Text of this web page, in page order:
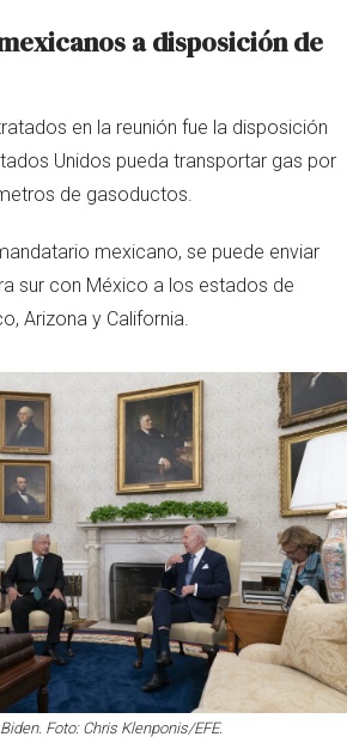
a disposición de
en la reunión fue la disposición
Unidos pueda transportar gas por
de gasoductos.
mexicano, se puede enviar
sur con México a los estados de
Arizona y California.
Foto: Chris Klenponis/EFE.